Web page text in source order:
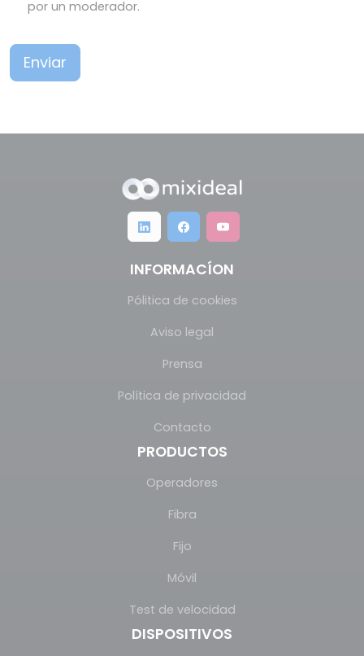
por un moderador.
Enviar
INFORMACÍON
Pólitica de cookies
Aviso legal
Prensa
Política de privacidad
Contacto
PRODUCTOS
Operadores
Fibra
Fijo
Móvil
Test de velocidad
DISPOSITIVOS